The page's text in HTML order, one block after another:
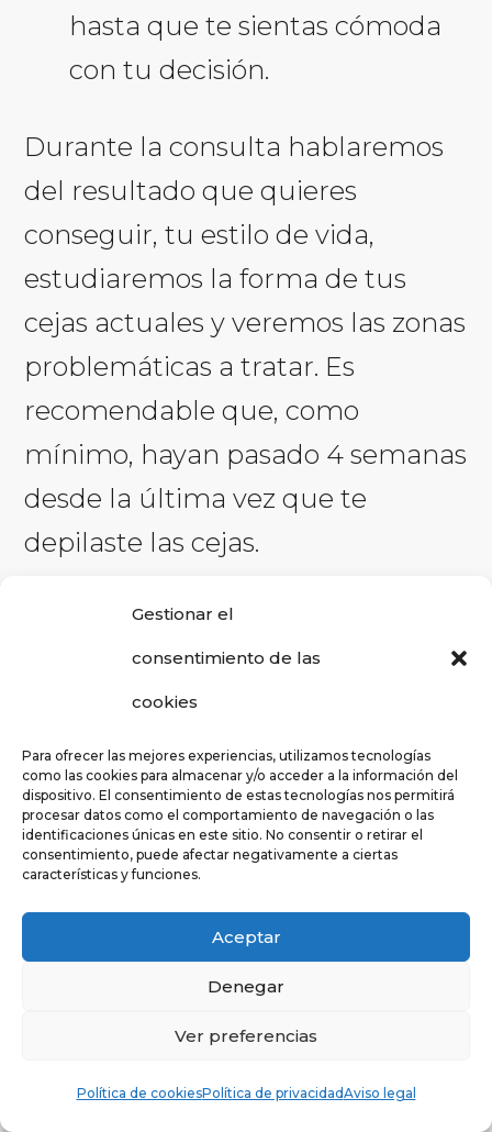
Gestionar el
consentimiento de las
cookies
Para ofrecer las mejores experiencias, utilizamos tecnologías
como las cookies para almacenar y/o acceder a la información del
dispositivo. El consentimiento de estas tecnologías nos permitirá
procesar datos como el comportamiento de navegación o las
identificaciones únicas en este sitio. No consentir o retirar el
consentimiento, puede afectar negativamente a ciertas
características y funciones.
Aceptar
Denegar
Ver preferencias
Política de cookiesPolítica de privacidadAviso legal
hasta que te sientas cómoda
con tu decisión.
Durante la consulta hablaremos
del resultado que quieres
conseguir, tu estilo de vida,
estudiaremos la forma de tus
cejas actuales y veremos las zonas
problemáticas a tratar. Es
recomendable que, como
mínimo, hayan pasado 4 semanas
desde la última vez que te
depilaste las cejas.
Aprovecharemos para comentar y
decidir cuál es el mejor
tratamiento para tus cejas ¡y
también para conocernos! En
nuestra Galería puedes ver
algunas de las imágenes de
nuestros trabajos.
Micropigmentación
Microblading –
Retoque de